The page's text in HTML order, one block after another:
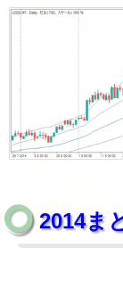
2014ま